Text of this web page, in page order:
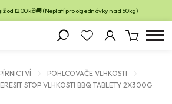
od 1200 kč 🚚 (Neplatí pro objednávky nad 50kg)
POHLCOVAČE VLHKOSTI
STOP VLHKOSTI BBQ TABLETY 2X300G